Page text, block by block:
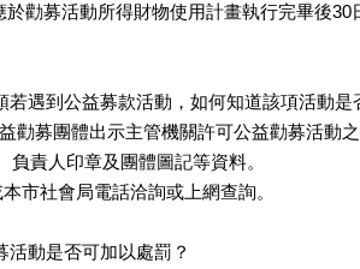
於勸募活動所得財物使用計畫執行完畢後
若遇到公益募款活動，如何知道該項活動是
勸募團體出示主管機關許可公益勸募活動
負責人印章及團體圖記等資料。
市社會局電話洽詢或上網查詢。
活動是否可加以處罰？